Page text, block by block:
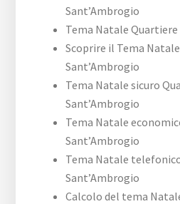
Sant’Ambrogio
Tema Natale Quartiere
Scoprire il Tema
Sant’Ambrogio
Tema Natale sicuro
Sant’Ambrogio
Tema Natale
Sant’Ambrogio
Tema Natale
Sant’Ambrogio
Calcolo del tema